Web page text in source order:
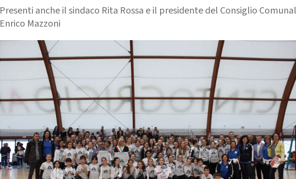
Presenti anche il sindaco Rita Rossa e il presidente del Consiglio
Enrico Mazzoni